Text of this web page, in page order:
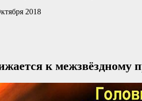
2018
к межзвёздному